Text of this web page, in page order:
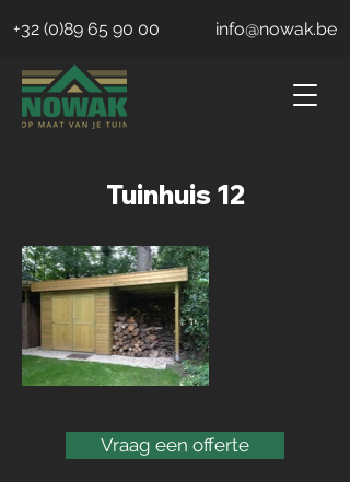
+32 (0)89 65 90 00 info@nowak.be
Tuinhuis 12
Vraag een offerte